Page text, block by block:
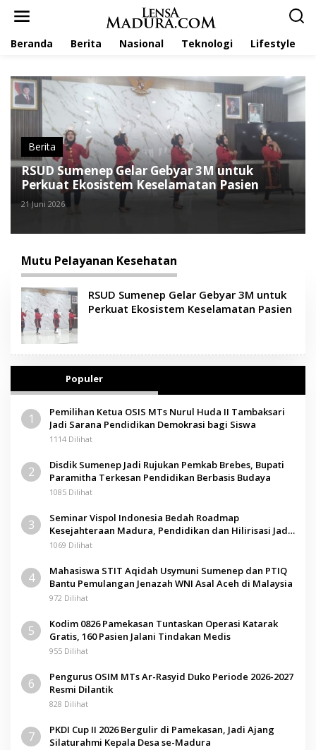
Beranda Berita Nasional Teknologi Lifestyle
Berita
RSUD Sumenep Gelar Gebyar 3M untuk
Perkuat Ekosistem Keselamatan Pasien
21 Juni 2026
Mutu Pelayanan Kesehatan
RSUD Sumenep Gelar Gebyar 3M untuk
Perkuat Ekosistem Keselamatan Pasien
Populer
1
Pemilihan Ketua OSIS MTs Nurul Huda II Tambaksari
Jadi Sarana Pendidikan Demokrasi bagi Siswa
1114 Dilihat
2
Disdik Sumenep Jadi Rujukan Pemkab Brebes, Bupati
Paramitha Terkesan Pendidikan Berbasis Budaya
1085 Dilihat
3
Seminar Vispol Indonesia Bedah Roadmap
Kesejahteraan Madura, Pendidikan dan Hilirisasi Jadi
Kunci
1069 Dilihat
4
Mahasiswa STIT Aqidah Usymuni Sumenep dan PTIQ
Bantu Pemulangan Jenazah WNI Asal Aceh di Malaysia
972 Dilihat
5
Kodim 0826 Pamekasan Tuntaskan Operasi Katarak
Gratis, 160 Pasien Jalani Tindakan Medis
955 Dilihat
6
Pengurus OSIM MTs Ar-Rasyid Duko Periode 2026-2027
Resmi Dilantik
828 Dilihat
7
PKDI Cup II 2026 Bergulir di Pamekasan, Jadi Ajang
Silaturahmi Kepala Desa se-Madura